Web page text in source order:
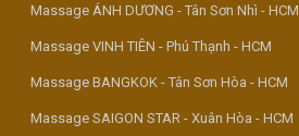
Massage ÁNH DƯƠNG - Tân Sơn Nhì - HCM
Massage VINH TIÊN - Phú Thạnh - HCM
Massage BANGKOK - Tân Sơn Hòa - HCM
Massage SAIGON STAR - Xuân Hòa - HCM